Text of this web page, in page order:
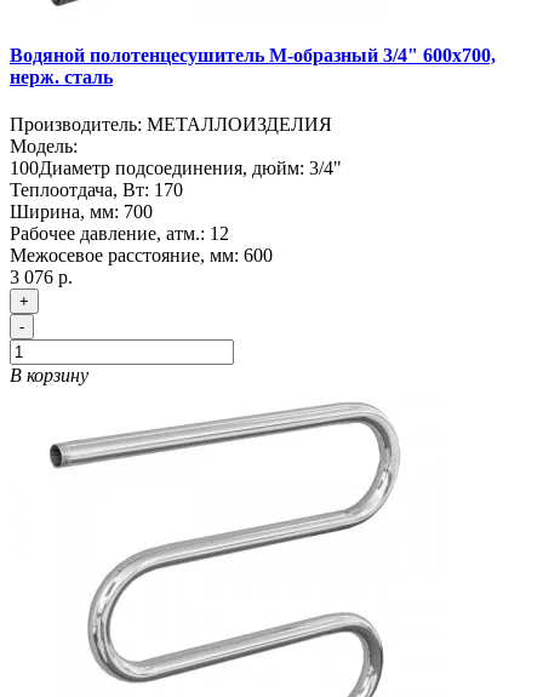
Водяной полотенцесушитель М-образный 3/4" 600х700,
нерж. сталь
Производитель: МЕТАЛЛОИЗДЕЛИЯ
Модель:
100Диаметр подсоединения, дюйм: 3/4"
Теплоотдача, Вт: 170
Ширина, мм: 700
Рабочее давление, атм.: 12
Межосевое расстояние, мм: 600
3 076 р.
+
-
В корзину